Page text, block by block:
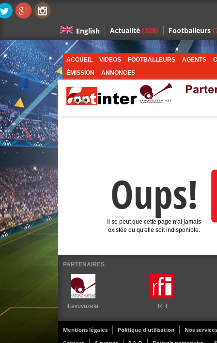
English Actualité (328) Footballeurs
ACCUEIL VIDEOS FOOTBALLEURS AGENTS
ÉMISSION
ANNONCES
Oups!
Il se peut que cette page n'ai jamais
existée ou qu'elle soit indisponible.
PARTENAIRES
Levuvuzela RFI
Mentions légales Politique d'utilisation
Nos services